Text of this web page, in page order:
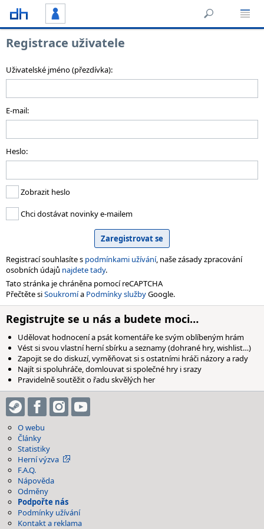
Registrace uživatele
Uživatelské jméno (přezdívka):
E-mail:
Heslo:
Zobrazit heslo
Chci dostávat novinky e-mailem
Registrací souhlasíte s podmínkami užívání, naše zásady zpracování
osobních údajů najdete tady.
Tato stránka je chráněna pomocí reCAPTCHA
Přečtěte siSoukromía Podmínky službyGoogle.
Registrujte se u nás a budete moci…
Udělovat hodnocení a psát komentáře ke svým oblíbeným hrám
Vést si svou vlastní herní sbírku a seznamy (dohrané hry, wishlist…)
Zapojit se do diskuzí, vyměňovat si s ostatními hráči názory a rady
Najít si spoluhráče, domlouvat si společné hry i srazy
Pravidelně soutěžit o řadu skvělých her
O webu
Články
Statistiky
Herní výzva
F.A.Q.
Nápověda
Odměny
Podpořte nás
Podmínky užívání
Kontakt a reklama